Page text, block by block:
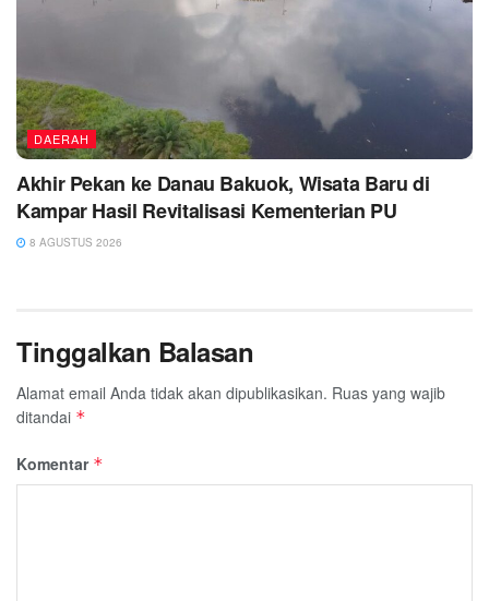
DAERAH
Akhir Pekan ke Danau Bakuok, Wisata Baru di
Kampar Hasil Revitalisasi Kementerian PU
8 AGUSTUS 2026
Tinggalkan Balasan
Alamat email Anda tidak akan dipublikasikan. Ruas yang wajib
ditandai *
Komentar *